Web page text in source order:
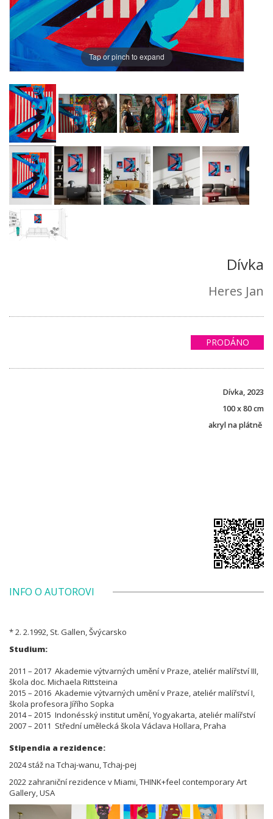
Tap or pinch to expand
Dívka
Heres Jan
PRODÁNO
Dívka, 2023
100 x 80 cm
akryl na plátně
INFO O AUTOROVI
* 2. 2.1992, St. Gallen, Švýcarsko
Studium:
2011 – 2017 Akademie výtvarných umění v Praze, ateliér malířství III,
škola doc. Michaela Rittsteina
2015 – 2016 Akademie výtvarných umění v Praze, ateliér malířství I,
škola profesora Jířího Sopka
2014 – 2015 Indonésský institut umění, Yogyakarta, ateliér malířství
2007 – 2011 Střední umělecká škola Václava Hollara, Praha
Stipendia a rezidence:
2024 stáž na Tchaj-wanu, Tchaj-pej
2022 zahraniční rezidence v Miami, THINK+feel contemporary Art
Gallery, USA